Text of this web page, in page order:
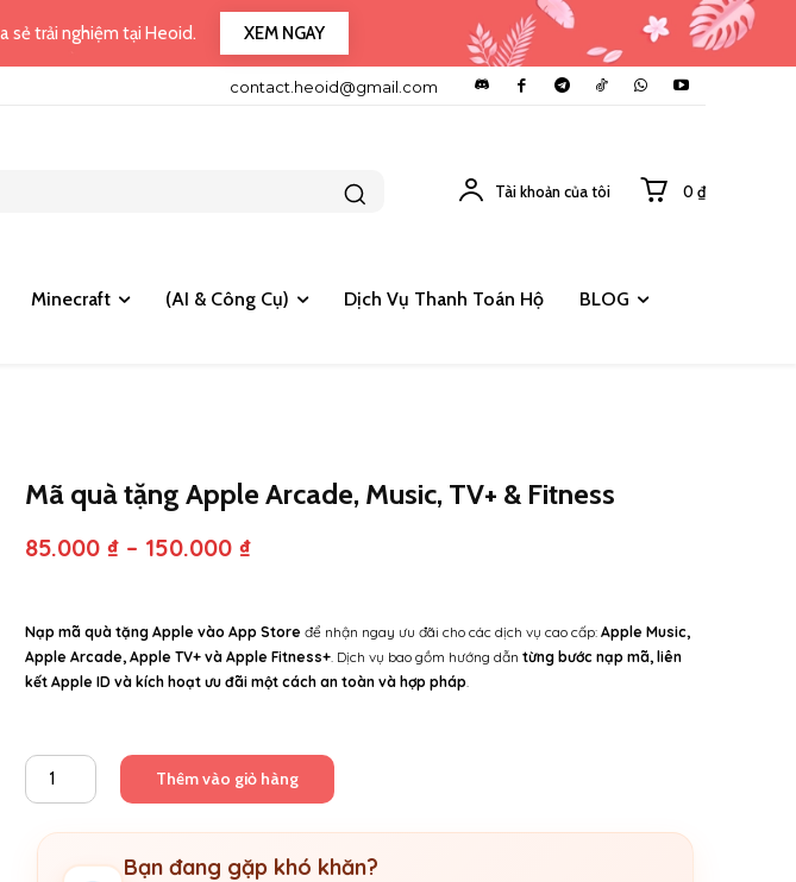
sẻ trải nghiệm tại Heoid. XEM NGAY
contact.heoid@gmail.com
Tài khoản của tôi 0 ₫
Minecraft (AI & Công Cụ) Dịch Vụ Thanh Toán Hộ BLOG
Mã quà tặng Apple Arcade, Music, TV+ & Fitness
85.000 ₫ – 150.000 ₫Khoảng
85.000 ₫
đến
150.000 ₫
Nạp mã quà tặng Apple vào App Store để nhận ngay ưu đãi cho các dịch vụ cao cấp: Apple Music,
Apple Arcade, Apple TV+ và Apple Fitness+ . Dịch vụ bao gồm hướng dẫn từng bước nạp mã, liên
kết Apple ID và kích hoạt ưu đãi một cách an toàn và hợp pháp
Mã
quà
Apple
Arcade,
Thêm vào giỏ hàng
Bạn đang gặp khó khăn?